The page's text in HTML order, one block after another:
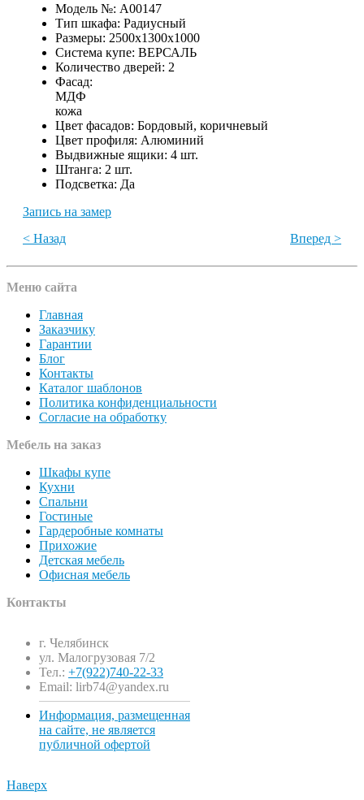
Модель №: A00147
Тип шкафа: Радиусный
Размеры: 2500х1300х1000
Система купе: ВЕРСАЛЬ
Количество дверей: 2
Фасад:
МДФ
кожа
Цвет фасадов: Бордовый, коричневый
Цвет профиля: Алюминий
Выдвижные ящики: 4 шт.
Штанга: 2 шт.
Подсветка: Да
Запись на замер
< Назад
Вперед >
Меню сайта
Главная
Заказчику
Гарантии
Блог
Контакты
Каталог шаблонов
Политика конфиденциальности
Согласие на обработку
Мебель на заказ
Шкафы купе
Кухни
Спальни
Гостиные
Гардеробные комнаты
Прихожие
Детская мебель
Офисная мебель
Контакты
г. Челябинск
ул. Малогрузовая 7/2
Тел.: +7(922)740-22-33
Email: lirb74@yandex.ru
Информация, размещенная
на сайте, не является
публичной офертой
Наверх